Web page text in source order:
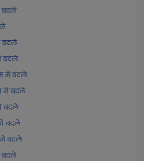
बदलें
बदलें
बदलें
में बदलें
में बदलें
बदलें
में बदलें
में बदलें
बदलें